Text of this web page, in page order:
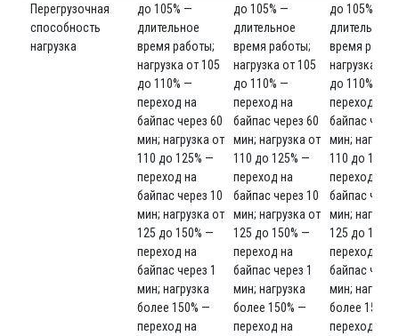
Перегрузочная
способность
нагрузка
до 105% —
длительное
время работы;
нагрузка от 105
до 110% —
переход на
байпас через 60
мин; нагрузка от
110 до 125% —
переход на
байпас через 10
мин; нагрузка от
125 до 150% —
переход на
байпас через 1
мин; нагрузка
более 150% —
переход на
до 105% —
длительное
время работы;
нагрузка от 105
до 110% —
переход на
байпас через 60
мин; нагрузка от
110 до 125% —
переход на
байпас через 10
мин; нагрузка от
125 до 150% —
переход на
байпас через 1
мин; нагрузка
более 150% —
переход на
до 105% —
длительное
время
нагрузка от
до 110% —
переход на
байпас
мин;
110 до 125%
переход на
байпас
мин;
125 до 150%
переход на
байпас
мин;
более 150%
переход на